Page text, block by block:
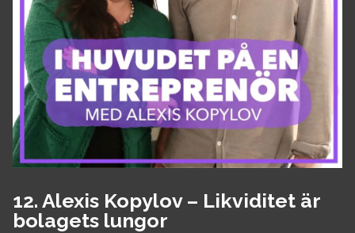
12. Alexis Kopylov – Likviditet är
bolagets lungor